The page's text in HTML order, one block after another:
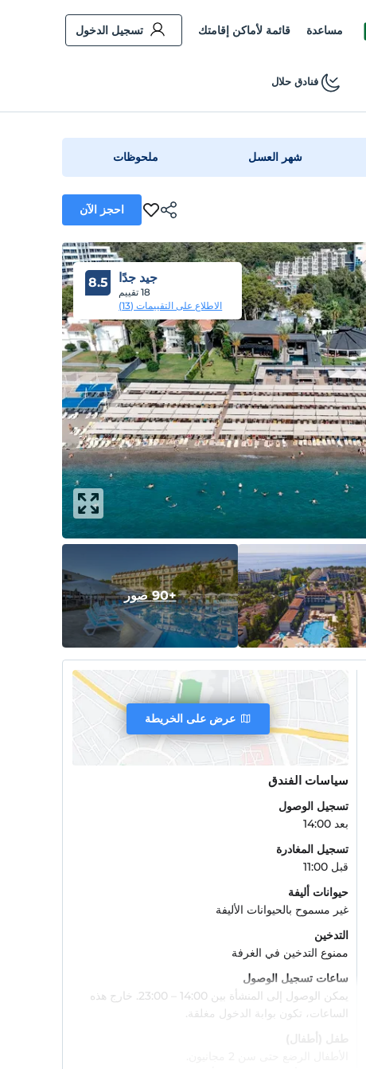
مساعدة قائمة لأماكن إقامتك تسجيل الدخول
فنادق حلال
شهر العسل ملحوظات
احجز الآن
جيد جدًا
18 تقييم
الاطلاع على التقييمات (13)
8.5
+90 صور
عرض على الخريطة
سياسات الفندق
تسجيل الوصول
بعد 14:00
تسجيل المغادرة
قبل 11:00
حيوانات أليفة
غير مسموح بالحيوانات الأليفة
التدخين
ممنوع التدخين في الغرفة
ساعات تسجيل الوصول
يمكن الوصول إلى المنشأة بين 14:00 – 23:00. خارج هذه
الساعات، تكون بوابة الدخول مغلقة.